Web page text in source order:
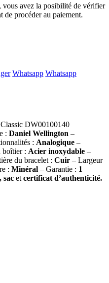
avez la posibilité de vérifier
de procéder au paiement.
Whatsapp Whatsapp
DW00100140
: Daniel Wellington –
: Analogique –
boîtier : Acier inoxydable –
du bracelet : Cuir – Largeur
: Minéral – Garantie : 1
sac et certificat d’authenticité.